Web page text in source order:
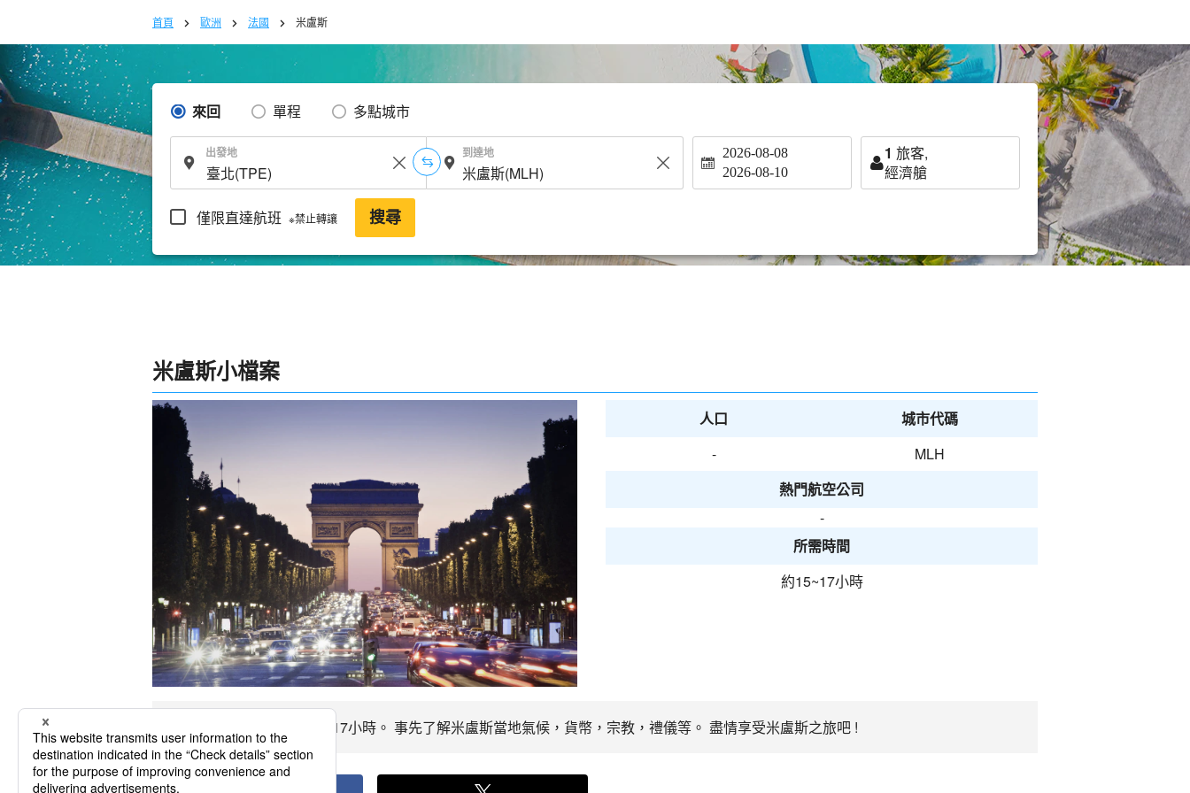
首頁 歐洲 法國 米盧斯
來回 單程 多點城市
出發地 到達地 2026-08-08
2026-08-10
1 旅客,
經濟艙
僅限直達航班 ※禁止轉讓 搜尋
米盧斯小檔案
人口
城市代碼
-
MLH
熱門航空公司
-
所需時間
約15~17小時
前往米盧斯飛行時間約15~17小時。 事先了解米盧斯當地氣候，貨幣，宗教，禮儀等。 盡情享受米盧斯之旅吧 !